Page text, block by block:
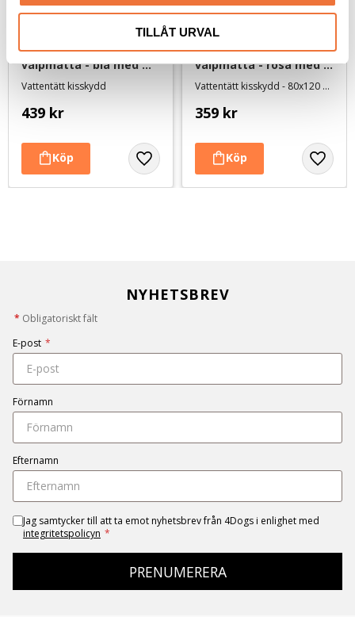
TILLÅT URVAL
Peefree tvättbar
valpmatta - blå med
Vattentätt kisskydd
439 kr
Milo Pet Pad tvättbar
valpmatta - rosa med
Vattentätt kisskydd - 80x120 cm
359 kr
NYHETSBREV
* Obligatoriskt fält
E-post *
Förnamn
Efternamn
Jag samtycker till att ta emot nyhetsbrev från 4Dogs i enlighet med
integritetspolicyn *
PRENUMERERA